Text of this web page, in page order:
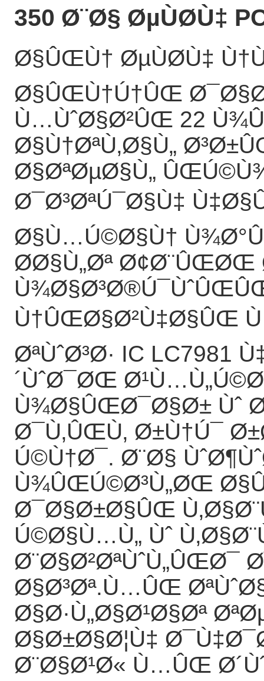
350 Ø¨Ø§ ØµÙØ­Ù‡
Ø§ÛŒÙ† ØµÙØ­Ù‡
Ø§ÛŒÙ†Ú†ÛŒ
Ù…ÙˆØ§Ø²ÛŒ 22
Ø§Ù†ØªÙ‚Ø§Ù„
Ø§ØªØµØ§Ù„
Ø¯Ø³ØªÚ¯Ø§Ù‡
Ø§Ù…Ú©Ø§Ù†
Ø­Ø§Ù„Øª
Ù†ÛŒØ§Ø²Ù‡Ø§ÛŒ
ØªÙˆØ³Ø· IC
´ÙˆØ¯ØŒ
Ù¾Ø§ÛŒØ¯Ø§Ø± Ùˆ
Ø¯Ù‚ÛŒÙ‚ Ø±Ù†Ú¯
Ú©Ù†Ø¯. Ø¨Ø§
Ù¾ÛŒÚ©Ø³Ù„ØŒ
Ø¯Ø§Ø±Ø§ÛŒ
Ú©Ø§Ù…Ù„ Ùˆ
Ø¨Ø§Ø²ØªÙˆÙ„ÛŒØ¯
Ø§Ø³Øª.Ù…ÛŒ
Ø§Ø·Ù„Ø§Ø¹Ø§Øª
Ø§Ø±Ø§Ø¦Ù‡
Ø¨Ø§Ø¹Ø« Ù…ÛŒ